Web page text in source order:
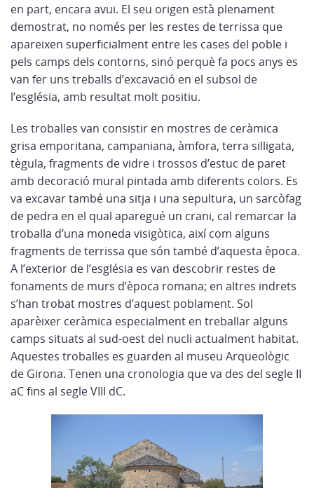
en part, encara avui. El seu origen està plenament
demostrat, no només per les restes de terrissa que
apareixen superficialment entre les cases del poble i
pels camps dels contorns, sinó perquè fa pocs anys es
van fer uns treballs d’excavació en el subsol de
l’església, amb resultat molt positiu.
Les troballes van consistir en mostres de ceràmica
grisa emporitana, campaniana, àmfora, terra silligata,
tègula, fragments de vidre i trossos d’estuc de paret
amb decoració mural pintada amb diferents colors. Es
va excavar també una sitja i una sepultura, un sarcòfag
de pedra en el qual aparegué un crani, cal remarcar la
troballa d’una moneda visigòtica, així com alguns
fragments de terrissa que són també d’aquesta època.
A l’exterior de l’església es van descobrir restes de
fonaments de murs d’època romana; en altres indrets
s’han trobat mostres d’aquest poblament. Sol
aparèixer ceràmica especialment en treballar alguns
camps situats al sud-oest del nucli actualment habitat.
Aquestes troballes es guarden al museu Arqueològic
de Girona. Tenen una cronologia que va des del segle II
aC fins al segle VIII dC.